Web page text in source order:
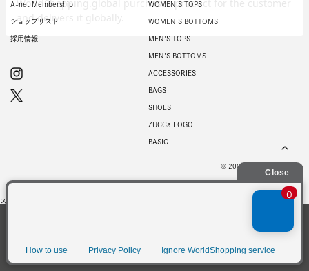
A-net Membership
ショップリスト
採用情報
WOMEN'S TOPS
WOMEN'S BOTTOMS
MEN'S TOPS
MEN'S BOTTOMS
ACCESSORIES
BAGS
SHOES
ZUCCa LOGO
BASIC
© 2007-2026 A-net Inc.
スマートフォン |
認ください。
同意